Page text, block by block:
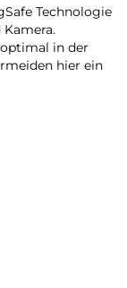
Technologie
in der
hier ein